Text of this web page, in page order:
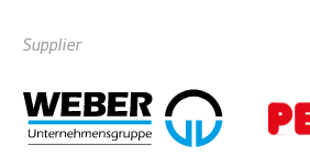
Supplier